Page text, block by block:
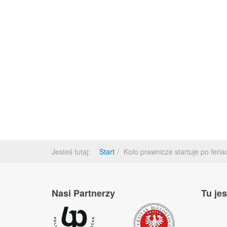
Jesteś tutaj: Start Koło prawnicze startuje po
Nasi Partnerzy Tu